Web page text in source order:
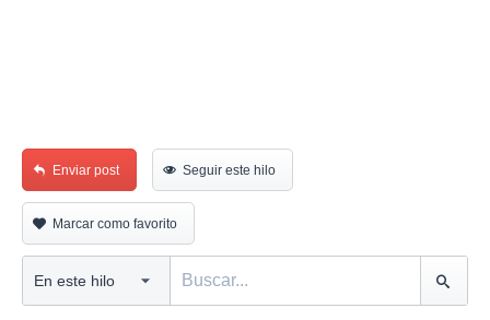
Enviar post Seguir este hilo
Marcar como favorito